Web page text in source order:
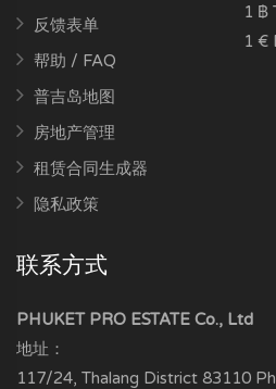
反馈表单
帮助 / FAQ
普吉岛地图
房地产管理
租赁合同生成器
隐私政策
1 ฿
1 €
联系方式
PHUKET PRO ESTATE Co., Ltd
地址：
117/24, Thalang District 83110